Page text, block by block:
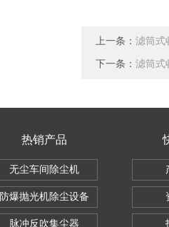
上一条： 滤筒式
下一条： 滤筒式
热销产品
无尘车间除尘机
防爆抛光机除尘设备
脉冲反吹集尘器